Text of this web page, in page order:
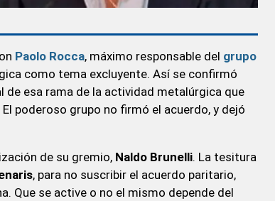
Paolo Rocca, máximo responsable del grupo
como tema excluyente. Así se confirmó
esa rama de la actividad metalúrgica que
El poderoso grupo no firmó el acuerdo, y dejó
de su gremio, Naldo Brunelli. La tesitura
, para no suscribir el acuerdo paritario,
Que se active o no el mismo depende del